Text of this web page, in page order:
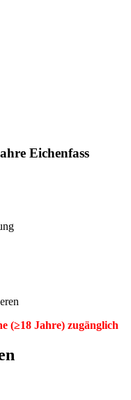
Eichenfass
(≥18 Jahre) zugänglich